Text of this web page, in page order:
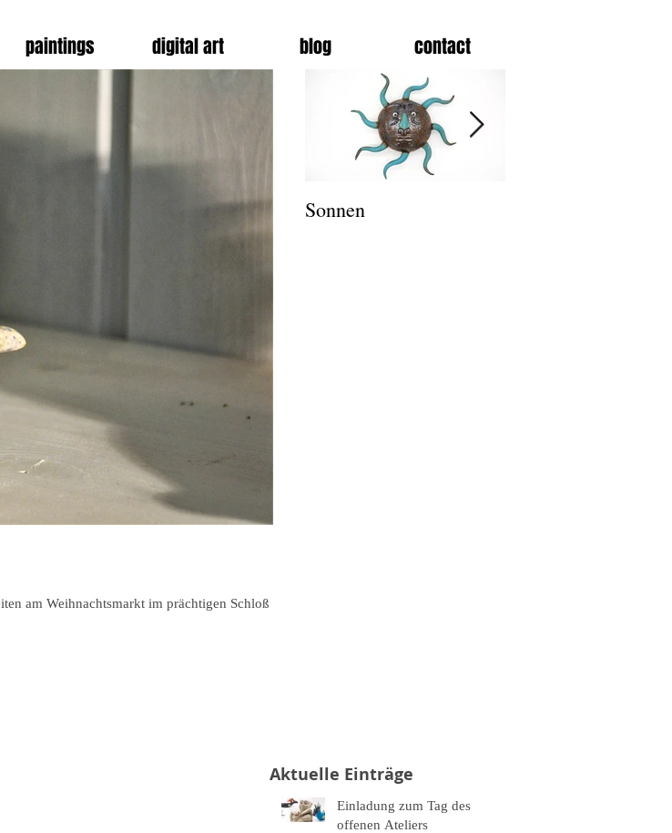
paintings digital art blog contact
am Weihnachtsmarkt im prächtigen Schloß Hof
Sonnen
Aktuelle Einträge
Einladung zum Tag des
offenen Ateliers